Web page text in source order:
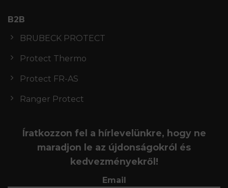
B2B
BRUBECK PROTECT
Protect Thermo
Protect FR-AS
Ranger Protect
Íratkozzon fel a hírlevelünkre, hogy ne
maradjon le az újdonságokról és
kedvezményekről!
Email